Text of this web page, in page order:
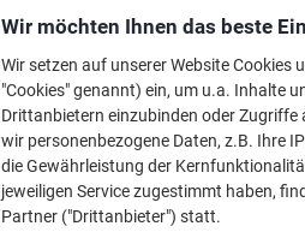
Wir möchten Ihnen das beste
Wir setzen auf unserer Website
"Cookies" genannt) ein, um u.a. Inhalte
Drittanbietern einzubinden oder Zugriffe
wir personenbezogene Daten, z.B. Ihre
die Gewährleistung der
jeweiligen Service zugestimmt haben,
Partner ("Drittanbieter") statt.